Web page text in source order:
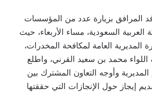
المرافق بزيارة عدد من المؤسسات
العربية السعودية، مساء الأربعاء، حيث
المديرية العامة لمكافحة المخدرات،
اللواء محمد بن سعيد القرني، واطلع
المديرية وأوجه التعاون المشترك بين
إيجاز حول الإنجازات التي حققتها